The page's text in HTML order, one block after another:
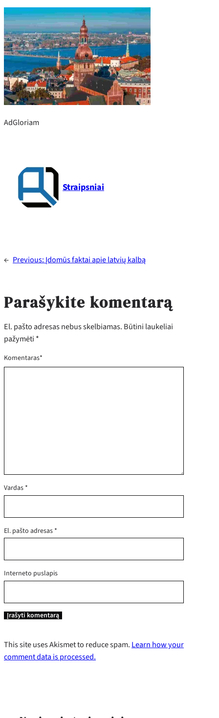
AdGloriam
Straipsniai
← Previous: Įdomūs faktai apie latvių kalbą
Parašykite komentarą
El. pašto adresas nebus skelbiamas. Būtini laukeliai
pažymėti *
Komentaras*
Vardas *
El. pašto adresas *
Interneto puslapis
This site uses Akismet to reduce spam. Learn how your
comment data is processed.